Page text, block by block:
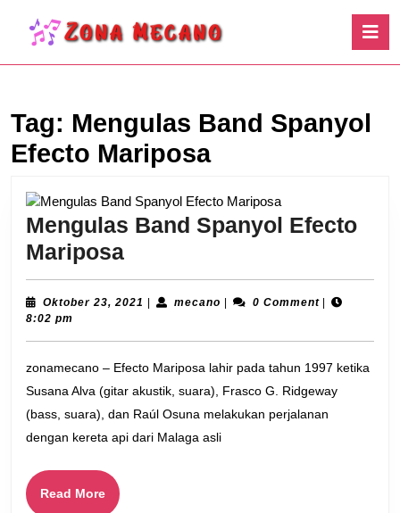
content
Tag: Mengulas Band Spanyol
Efecto Mariposa
Mengulas Band Spanyol Efecto
MariposaMengulas
Band
Spanyol
Mariposa
Oktober 23, 2021 Oktobermecanomecano0 Comment
8:02 pm
zonamecano – Efecto Mariposa lahir pada tahun 1997 ketika
Susana Alva (gitar akustik, suara), Frasco G. Ridgeway
(bass, suara), dan Raúl Osuna melakukan perjalanan
dengan kereta api dari Malaga asli
Read MoreRead